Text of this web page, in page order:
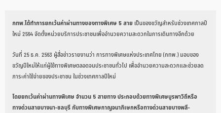
กทพ.ได้ทำการยกเว้นค่าผ่านทางของทางพิเศษ 5 สาย เป็นของขวัญสำหรับช่วงเทศกาลปี
ใหม่ 2564 จัดตั้งหน่วยบริการประชาชนเพื่ออำนวยความสะดวกในการเดินทางอีกด้วย
วันที่ 25 ธ.ค. 2563 ผู้สื่อข่าวรายงานว่า การทางพิเศษแห่งประเทศไทย (กทพ.) มอบของ
ขวัญปีใหม่ให้แก่ผู้ใช้ทางพิเศษตลอดจนประชาชนทั่วไป เพื่ออำนวยความสะดวกและช่วยลด
ภาระค่าใช้จ่ายของประชาชน ในช่วงเทศกาลปีใหม่
โดยยกเว้นค่าผ่านทางพิเศษ จำนวน 5 สายทาง ประกอบด้วยทางพิเศษบูรพาวิถีหรือ
ทางด่วนสายบางนา-ชลบุรี กับทางพิเศษกาญจนาภิเษกหรือทางด่วนสายบางพลี-